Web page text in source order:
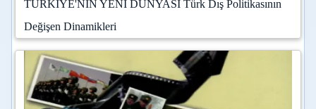
TÜRKİYE'NİN YENİ DÜNYASI Türk Dış Politikasının
Değişen Dinamikleri